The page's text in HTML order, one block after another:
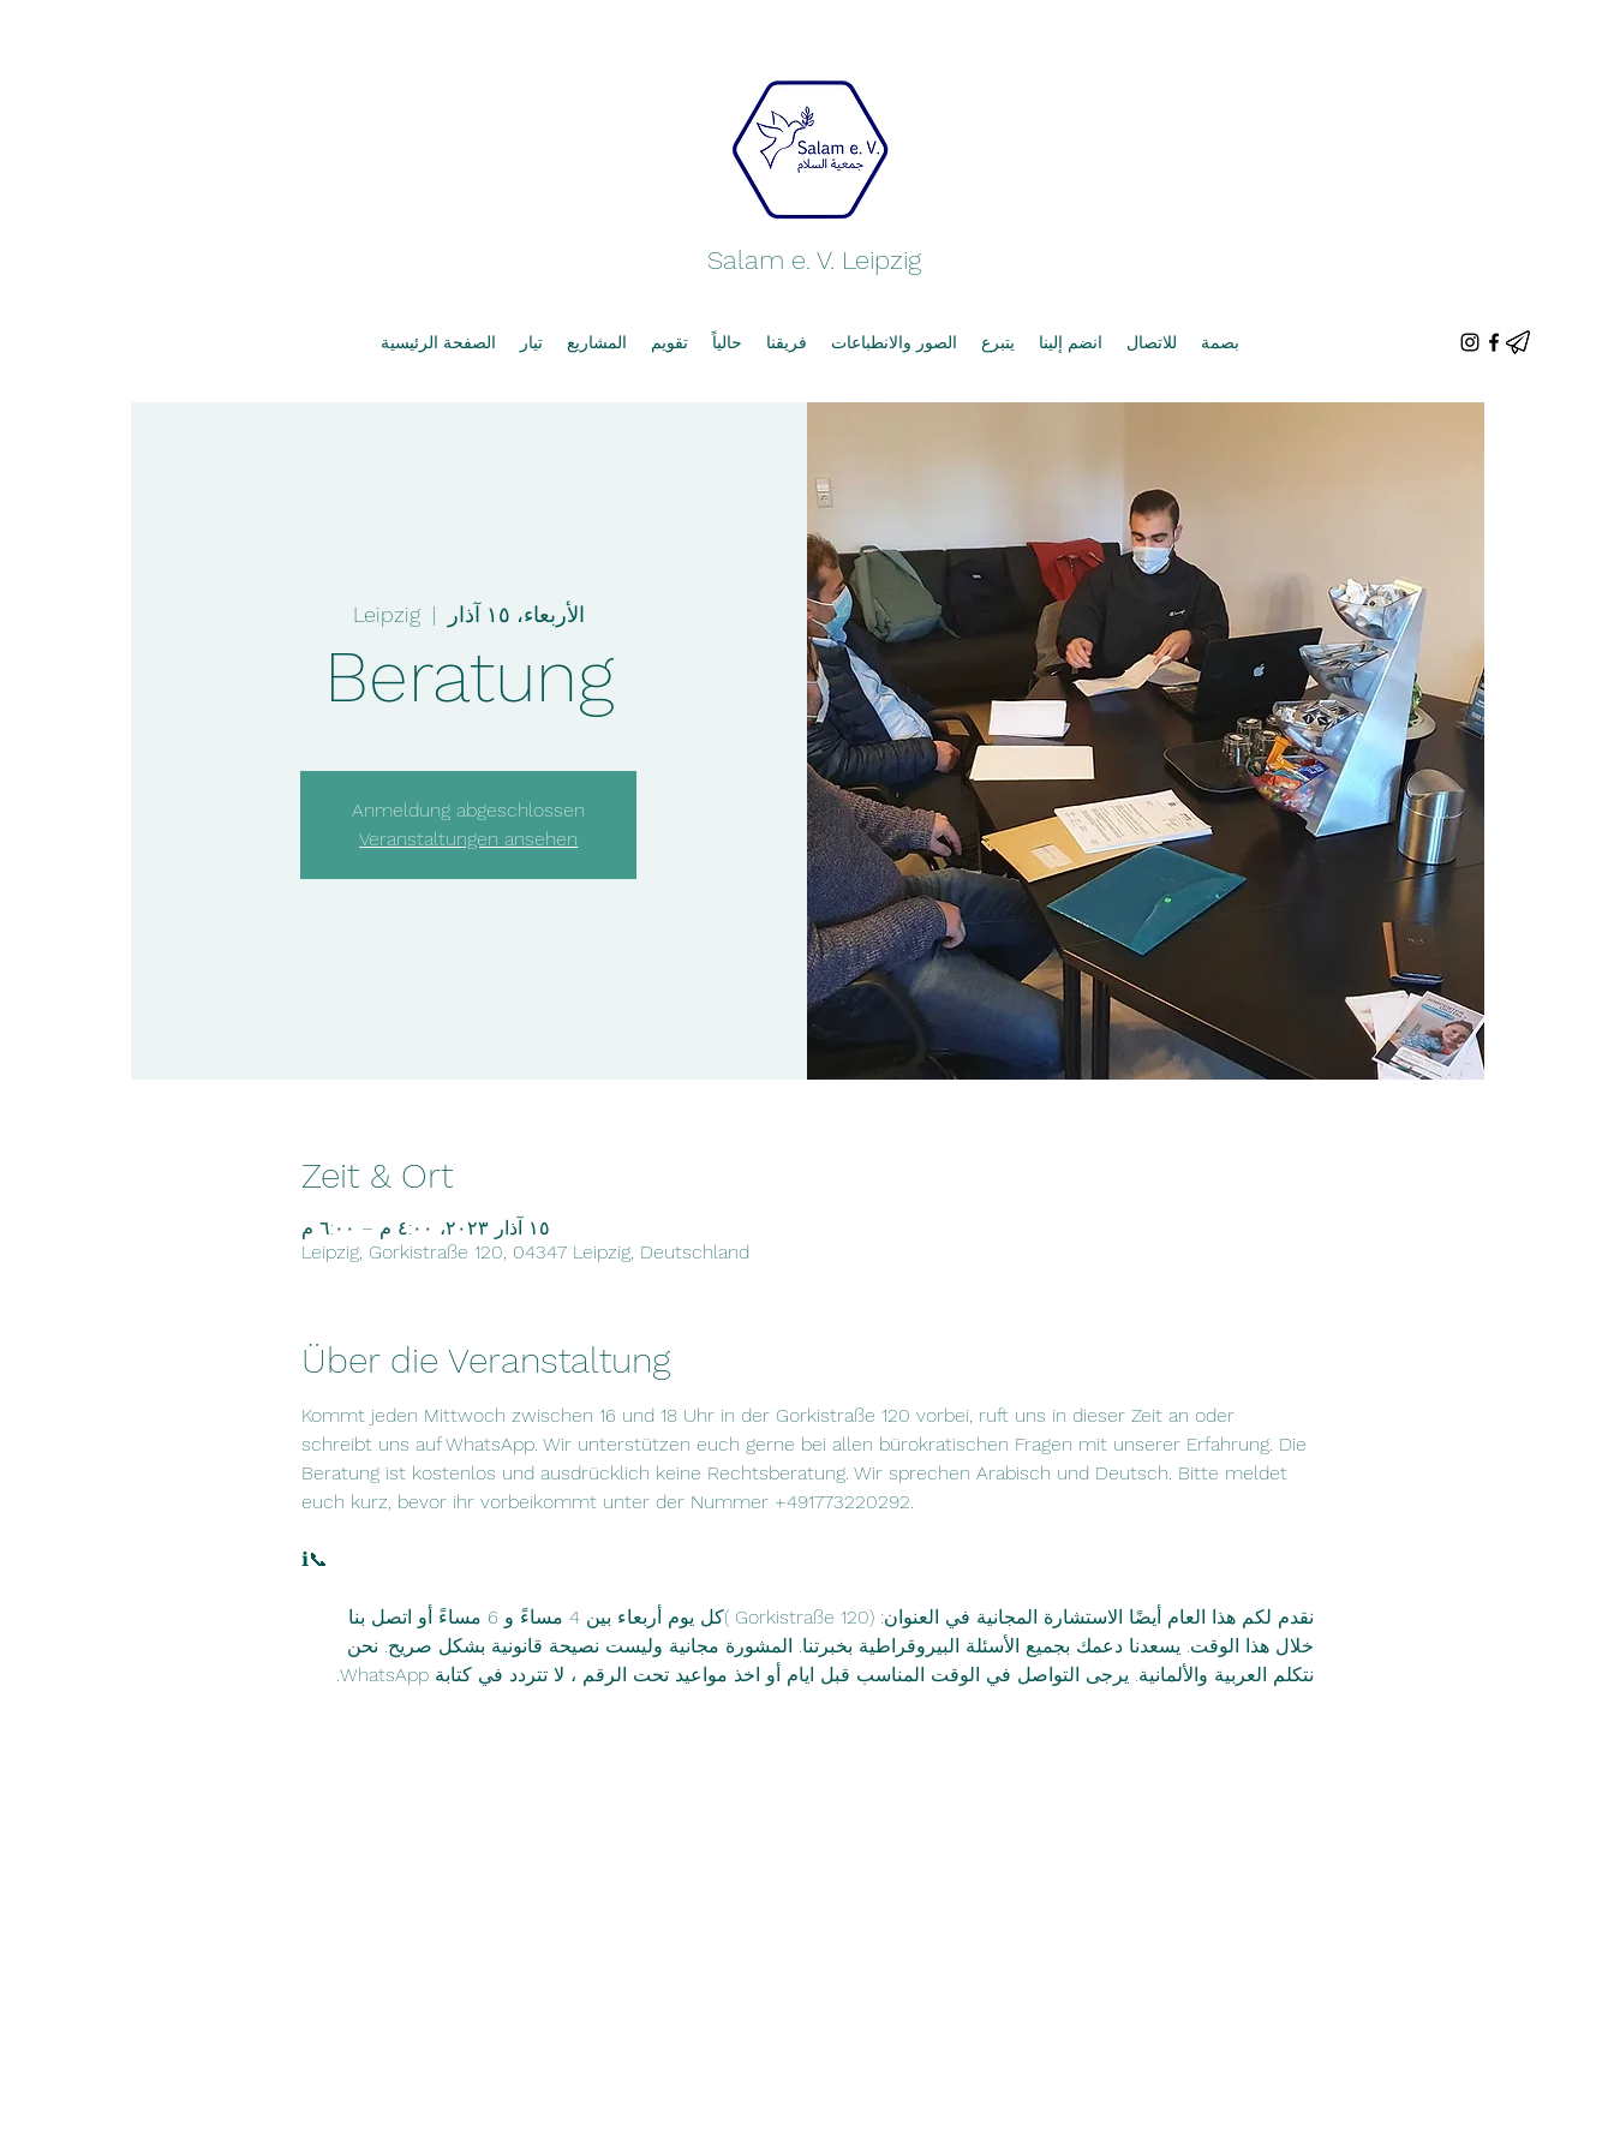
Salam e. V. Leipzig
الصفحة الرئيسية تيار المشاريع تقويم حالياً فريقنا الصور والانطباعات يتبرع انضم إلينا للاتصال بصمة
الأربعاء، ١٥ آذار
  |
Leipzig
Beratung
Anmeldung abgeschlossen
Veranstaltungen ansehen
Zeit & Ort
١٥ آذار ٢٠٢٣، ٤:٠٠ م – ٦:٠٠ م
Leipzig, Gorkistraße 120, 04347 Leipzig, Deutschland
Über die Veranstaltung
Kommt jeden Mittwoch zwischen 16 und 18 Uhr in der Gorkistraße 120 vorbei, ruft uns in dieser Zeit an oder
schreibt uns auf WhatsApp. Wir unterstützen euch gerne bei allen bürokratischen Fragen mit unserer Erfahrung. Die
Beratung ist kostenlos und ausdrücklich keine Rechtsberatung. Wir sprechen Arabisch und Deutsch. Bitte meldet
euch kurz, bevor ihr vorbeikommt unter der Nummer +491773220292.
ℹ📞
نقدم لكم هذا العام أيضًا الاستشارة المجانية في العنوان: (Gorkistraße 120 )كل يوم أربعاء بين 4 مساءً و 6 مساءً أو اتصل بنا
خلال هذا الوقت. يسعدنا دعمك بجميع الأسئلة البيروقراطية بخبرتنا. المشورة مجانية وليست نصيحة قانونية بشكل صريح. نحن
نتكلم العربية والألمانية. يرجى التواصل في الوقت المناسب قبل ايام أو اخذ مواعيد تحت الرقم ، لا تتردد في كتابة WhatsApp.